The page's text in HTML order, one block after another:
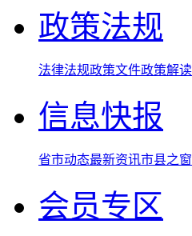
政策法规
法律法规政策文件政策解读
信息快报
省市动态最新资讯市县之窗
会员专区